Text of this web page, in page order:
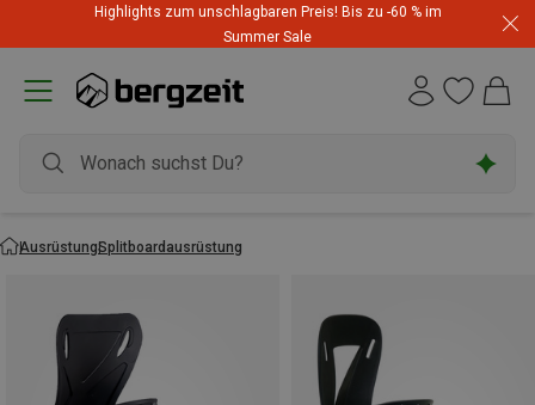
Highlights zum unschlagbaren Preis! Bis zu -60 % im
Summer Sale
AusrüstungSplitboardausrüstung